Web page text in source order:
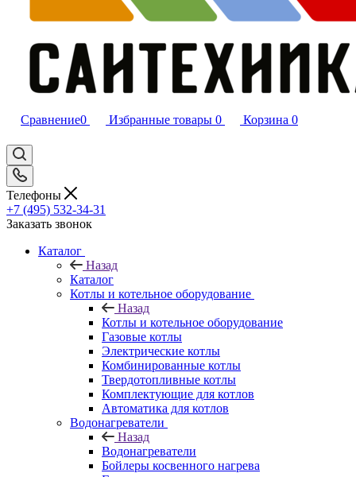
Сравнение0 Избранные товары 0 Корзина 0
Телефоны
+7 (495) 532‑34‑31
Заказать звонок
Каталог
Назад
Каталог
Котлы и котельное оборудование
Назад
Котлы и котельное оборудование
Газовые котлы
Электрические котлы
Комбинированные котлы
Твердотопливные котлы
Комплектующие для котлов
Автоматика для котлов
Водонагреватели
Назад
Водонагреватели
Бойлеры косвенного нагрева